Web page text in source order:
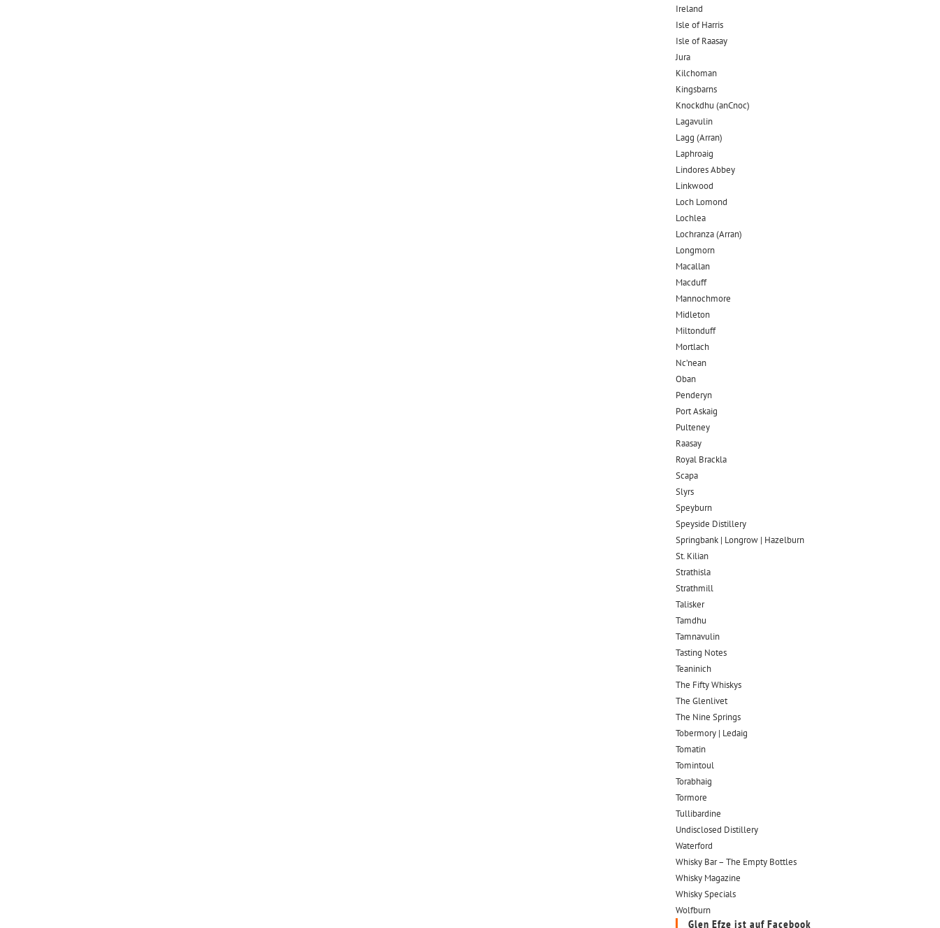
Ireland
Isle of Harris
Isle of Raasay
Jura
Kilchoman
Kingsbarns
Knockdhu (anCnoc)
Lagavulin
Lagg (Arran)
Laphroaig
Lindores Abbey
Linkwood
Loch Lomond
Lochlea
Lochranza (Arran)
Longmorn
Macallan
Macduff
Mannochmore
Midleton
Miltonduff
Mortlach
Nc’nean
Oban
Penderyn
Port Askaig
Pulteney
Raasay
Royal Brackla
Scapa
Slyrs
Speyburn
Speyside Distillery
Springbank | Longrow | Hazelburn
St. Kilian
Strathisla
Strathmill
Talisker
Tamdhu
Tamnavulin
Tasting Notes
Teaninich
The Fifty Whiskys
The Glenlivet
The Nine Springs
Tobermory | Ledaig
Tomatin
Tomintoul
Torabhaig
Tormore
Tullibardine
Undisclosed Distillery
Waterford
Whisky Bar – The Empty Bottles
Whisky Magazine
Whisky Specials
Wolfburn
Glen Efze ist auf Facebook